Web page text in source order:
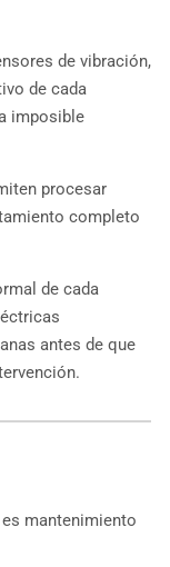
de vibración,
de cada
imposible
procesar
completo
de cada
antes de que
mantenimiento